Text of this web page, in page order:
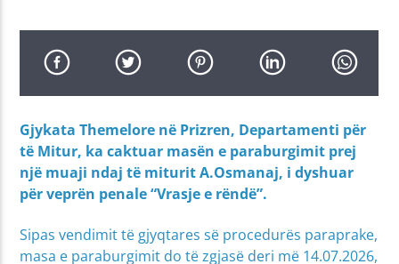
Gjykata Themelore në Prizren, Departamenti për
të Mitur, ka caktuar masën e paraburgimit prej
një muaji ndaj të miturit A.Osmanaj, i dyshuar
për veprën penale “Vrasje e rëndë”.
Sipas vendimit të gjyqtares së procedurës paraprake,
masa e paraburgimit do të zgjasë deri më 14.07.2026,